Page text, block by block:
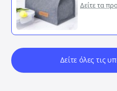
Δείτε τα
Δείτε όλες τις